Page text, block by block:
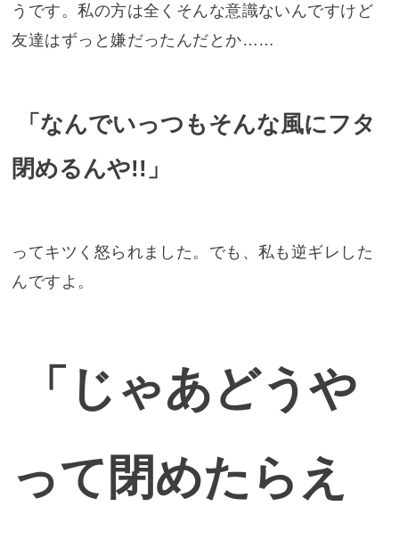
うです。私の方は全くそんな意識ないんですけど
友達はずっと嫌だったんだとか……
「なんでいっつもそんな風にフタ
閉めるんや!!」
ってキツく怒られました。でも、私も逆ギレした
んですよ。
「じゃあどうや
って閉めたらえ